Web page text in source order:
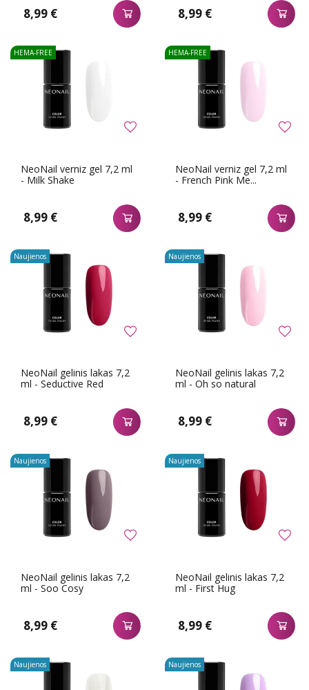
8,99 € 8,99 €
NeoNail verniz gel 7,2 ml
- Milk Shake
8,99 €
HEMA-FREE
NeoNail verniz gel 7,2 ml
- French Pink Me...
8,99 €
HEMA-FREE
NeoNail gelinis lakas 7,2
ml - Seductive Red
8,99 €
Naujienos
NeoNail gelinis lakas 7,2
ml - Oh so natural
8,99 €
Naujienos
NeoNail gelinis lakas 7,2
ml - Soo Cosy
8,99 €
Naujienos
NeoNail gelinis lakas 7,2
ml - First Hug
8,99 €
Naujienos
Naujienos Naujienos